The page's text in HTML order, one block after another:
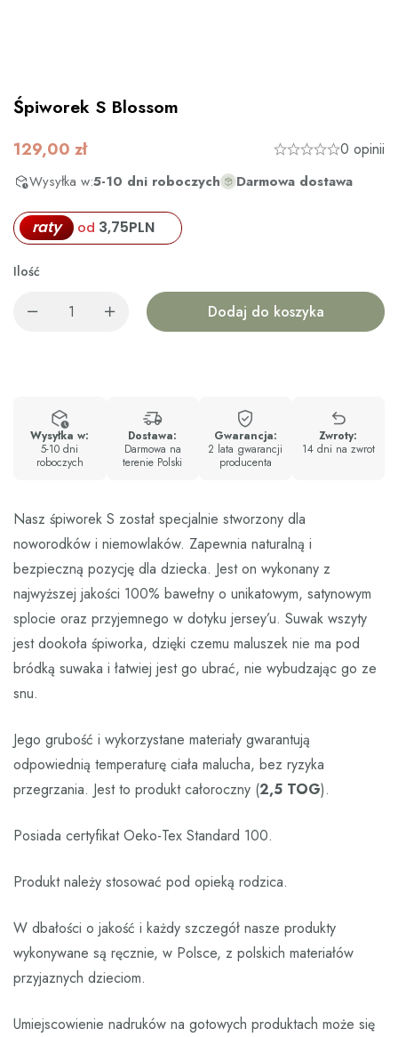
Śpiworek S Blossom
129,00 zł 0 opinii
Wysyłka w:5-10 dni roboczych Darmowa dostawa
raty od 3,75PLN
Ilość
Dodaj do koszyka
Wysyłka w:
5-10 dni
roboczych
Dostawa:
Darmowa na
terenie Polski
Gwarancja:
2 lata gwarancji
producenta
Zwroty:
14 dni na zwrot
Nasz śpiworek S został specjalnie stworzony dla
noworodków i niemowlaków. Zapewnia naturalną i
bezpieczną pozycję dla dziecka. Jest on wykonany z
najwyższej jakości 100% bawełny o unikatowym, satynowym
splocie oraz przyjemnego w dotyku jersey’u. Suwak wszyty
jest dookoła śpiworka, dzięki czemu maluszek nie ma pod
bródką suwaka i łatwiej jest go ubrać, nie wybudzając go ze
snu.
Jego grubość i wykorzystane materiały gwarantują
odpowiednią temperaturę ciała malucha, bez ryzyka
przegrzania. Jest to produkt całoroczny (2,5 TOG).
Posiada certyfikat Oeko-Tex Standard 100.
Produkt należy stosować pod opieką rodzica.
W dbałości o jakość i każdy szczegół nasze produkty
wykonywane są ręcznie, w Polsce, z polskich materiałów
przyjaznych dzieciom.
Umiejscowienie nadruków na gotowych produktach może się